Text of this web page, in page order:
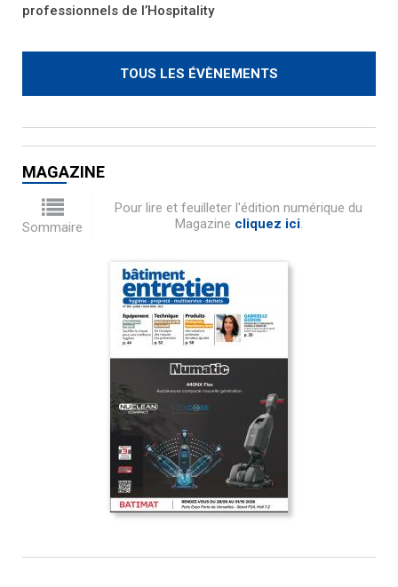
professionnels de l’Hospitality
TOUS LES ÉVÈNEMENTS
MAGAZINE
Sommaire
Pour lire et feuilleter l'édition numérique du
Magazine cliquez ici.